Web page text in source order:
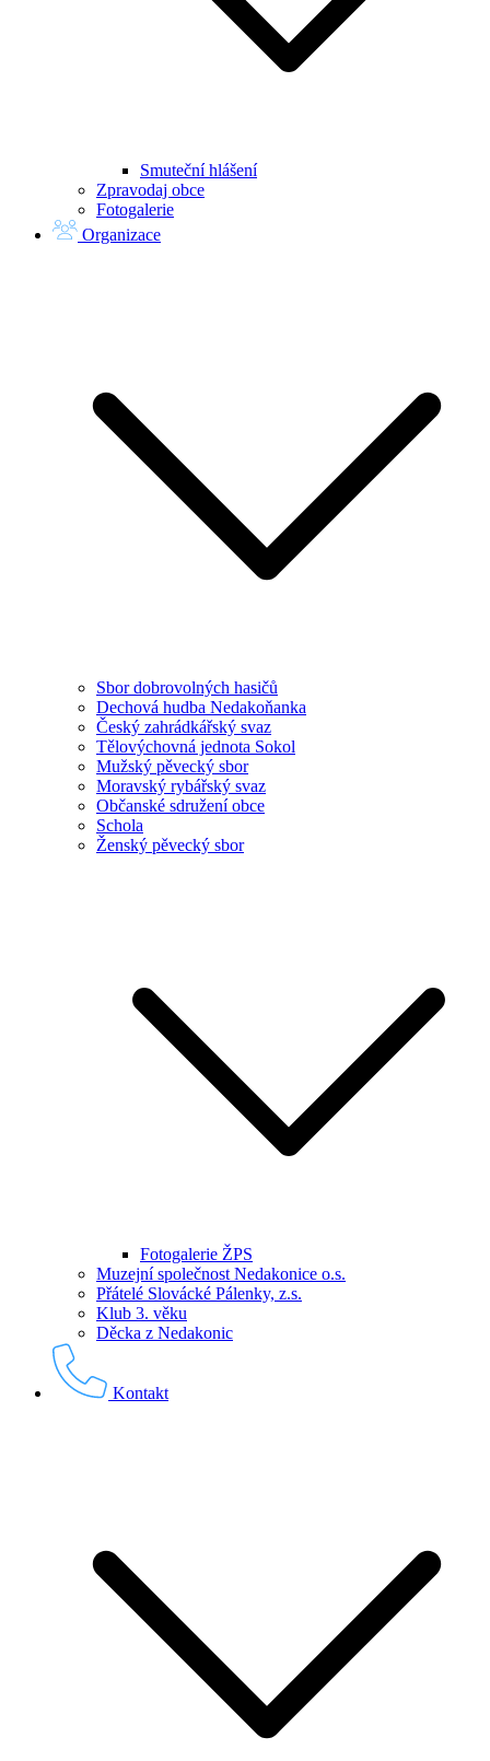
Smuteční hlášení
Zpravodaj obce
Fotogalerie
Organizace
Sbor dobrovolných hasičů
Dechová hudba Nedakoňanka
Český zahrádkářský svaz
Tělovýchovná jednota Sokol
Mužský pěvecký sbor
Moravský rybářský svaz
Občanské sdružení obce
Schola
Ženský pěvecký sbor
Fotogalerie ŽPS
Muzejní společnost Nedakonice o.s.
Přátelé Slovácké Pálenky, z.s.
Klub 3. věku
Děcka z Nedakonic
Kontakt